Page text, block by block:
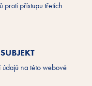
proti přístupu třetích
na této webové